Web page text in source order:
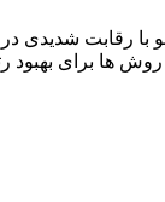
رقابت شدیدی در
ها برای بهبود